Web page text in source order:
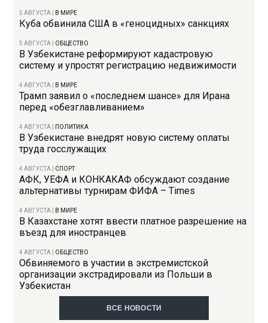
5 АВГУСТА В МИРЕ
Куба обвинила США в «геноцидных» санкциях
5 АВГУСТА ОБЩЕСТВО
В Узбекистане реформируют кадастровую
систему и упростят регистрацию недвижимости
4 АВГУСТА В МИРЕ
Трамп заявил о «последнем шансе» для Ирана
перед «обезглавливанием»
4 АВГУСТА ПОЛИТИКА
В Узбекистане внедрят новую систему оплаты
труда госслужащих
4 АВГУСТА СПОРТ
АФК, УЕФА и КОНКАКАФ обсуждают создание
альтернативы турнирам ФИФА – Times
4 АВГУСТА В МИРЕ
В Казахстане хотят ввести платное разрешение на
въезд для иностранцев
4 АВГУСТА ОБЩЕСТВО
Обвиняемого в участии в экстремистской
организации экстрадировали из Польши в
Узбекистан
ВСЕ НОВОСТИ